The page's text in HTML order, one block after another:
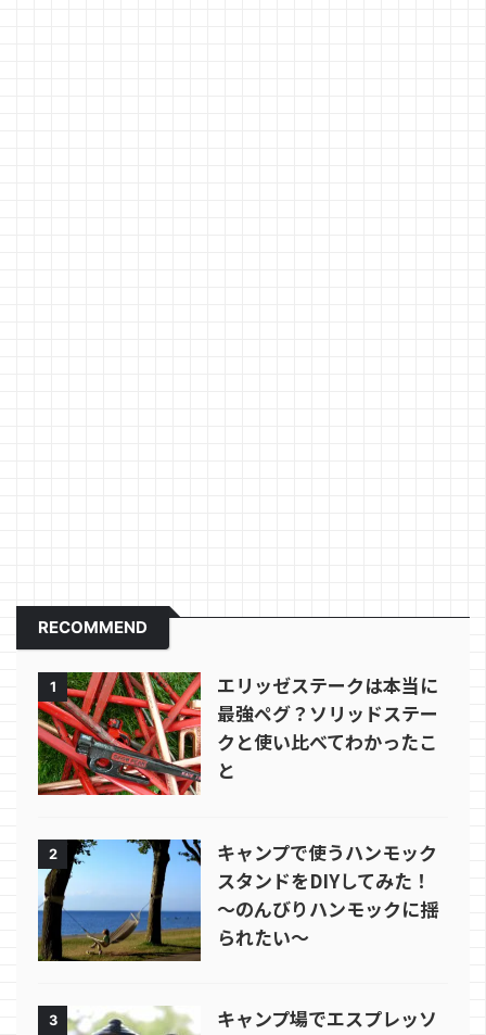
RECOMMEND
1
エリッゼステークは本当に
最強ペグ？ソリッドステー
クと使い比べてわかったこ
と
2
キャンプで使うハンモック
スタンドをDIYしてみた！
～のんびりハンモックに揺
られたい～
3
キャンプ場でエスプレッソ